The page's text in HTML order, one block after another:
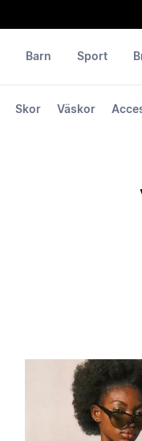
Skor Väskor
Barn Sport